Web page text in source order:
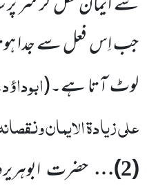
جب اِس فعل سے جدا
لوٹ آتا ہے۔(
علی زیادۃ الایمان
(
2
)…حضرت